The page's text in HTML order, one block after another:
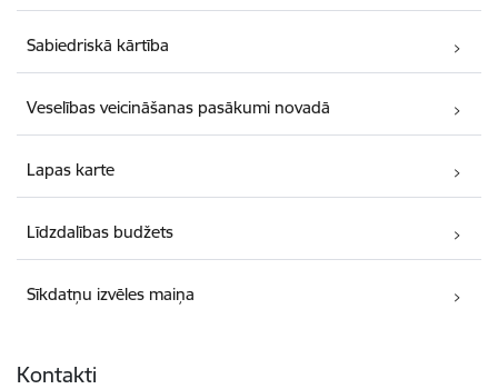
Sabiedriskā kārtība
Veselības veicināšanas pasākumi novadā
Lapas karte
Līdzdalības budžets
Sīkdatņu izvēles maiņa
Kontakti